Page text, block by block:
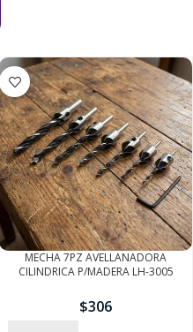
MECHA 7PZ AVELLANADORA
CILINDRICA P/MADERA LH-3005
$306